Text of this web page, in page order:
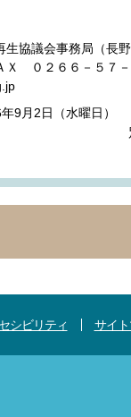
協議会事務局（長
０２６６－５７－
9月2日（水曜日）
シビリティ サイ